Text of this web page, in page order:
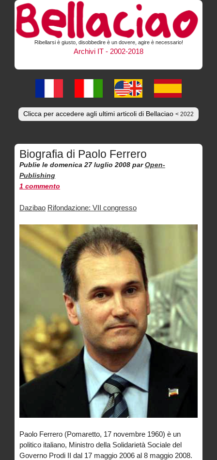
Ribellarsi è giusto, disobbedire è un dovere, agire è necessario!
Archivi IT - 2002-2018
Clicca per accedere agli ultimi articoli di Bellaciao < 2022
Biografia di Paolo Ferrero
Publie le domenica 27 luglio 2008 par Open-
Publishing
1 commento
Dazibao Rifondazione: VII congresso
Paolo Ferrero (Pomaretto, 17 novembre 1960) è un
politico italiano, Ministro della Solidarietà Sociale del
Governo Prodi II dal 17 maggio 2006 al 8 maggio 2008.